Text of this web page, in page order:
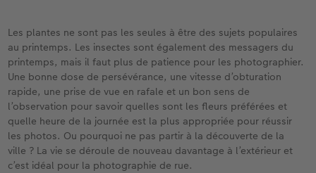
Les plantes ne sont pas les seules à être des sujets populaires
au printemps. Les insectes sont également des messagers du
printemps, mais il faut plus de patience pour les photographier.
Une bonne dose de persévérance, une vitesse d’obturation
rapide, une prise de vue en rafale et un bon sens de
l’observation pour savoir quelles sont les fleurs préférées et
quelle heure de la journée est la plus appropriée pour réussir
les photos. Ou pourquoi ne pas partir à la découverte de la
ville ? La vie se déroule de nouveau davantage à l’extérieur et
c’est idéal pour la photographie de rue.